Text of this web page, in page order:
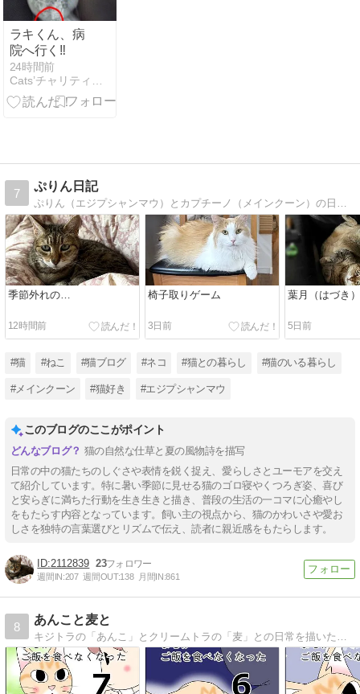
ラキくん、病
院へ行く‼️
24時間前
Cats’チャリティー播磨 猫の保護活動＆TNR
7
ぷりん日記
季節外れの…
12時間前
椅子取りゲーム
3日前
葉月（はづき）
5日前
#猫 #ねこ #猫ブログ #ネコ #猫との暮らし #猫のいる暮らし
#メインクーン #猫好き #エジプシャンマウ
このブログのここがポイント
猫の自然な仕草と夏の風物詩を描写
日常の中の猫たちのしぐさや表情を鋭く捉え、愛らしさとユーモアを交え
て紹介しています。特に暑い季節に見せる猫のゴロ寝やくつろぎ姿、喜び
と安らぎに満ちた行動を生き生きと描き、普段の生活の一コマに心癒やし
をもたらす内容となっています。飼い主の視点から、猫のかわいさや愛お
しさを独特の言葉選びとリズムで伝え、読者に親近感をもたらします。
2112839 23
週間IN:207 週間OUT:138 月間IN:861
8
あんこと麦と